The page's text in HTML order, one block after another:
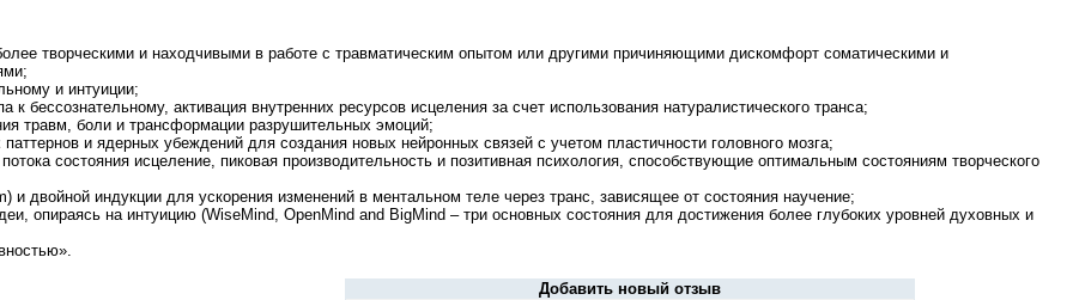
творческими и находчивыми в работе с травматическим опытом или другими причиняющими дискомфорт соматическими и
и интуиции;
бессознательному, активация внутренних ресурсов исцеления за счет использования натуралистического транса;
травм, боли и трансформации разрушительных эмоций;
и ядерных убеждений для создания новых нейронных связей с учетом пластичности головного мозга;
состояния исцеление, пиковая производительность и позитивная психология, способствующие оптимальным состояниям творческого
и двойной индукции для ускорения изменений в ментальном теле через транс, зависящее от состояния научение;
опираясь на интуицию (WiseMind, OpenMind and BigMind – три основных состояния для достижения более глубоких уровней духовных и
Добавить новый отзыв